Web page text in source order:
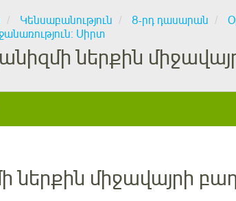
Կենսաբանություն 8-րդ դասարան
Սիրտ
ներքին
ներքին միջավայրի